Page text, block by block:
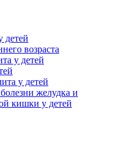
детей
возраста
у детей
у детей
желудка и
кишки у детей